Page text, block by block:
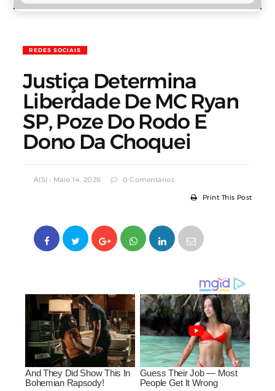
REDES SOCIAIS
Justiça Determina
Liberdade De MC Ryan
SP, Poze Do Rodo E
Dono Da Choquei
À(s) : Maio 14, 2026 0 Comentários
Print This Post